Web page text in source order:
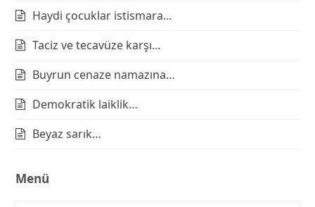
Haydi çocuklar istismara…
Taciz ve tecavüze karşı…
Buyrun cenaze namazına…
Demokratik laiklik…
Beyaz sarık…
Menü